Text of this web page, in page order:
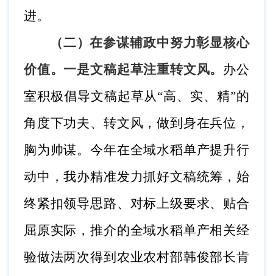
进。
（二）在参谋辅政中努力彰显核心
价值。 一是文稿起草注重转文风。 办公
室积极倡导文稿起草从“高、实、精”的
角度下功夫、转文风，做到身在兵位，
胸为帅谋。今年在全域水稻单产提升行
动中，我办精准发力抓好文稿统筹，始
终紧扣领导思路、对标上级要求、贴合
屈原实际，推介的全域水稻单产相关经
验做法两次得到农业农村部韩俊部长肯